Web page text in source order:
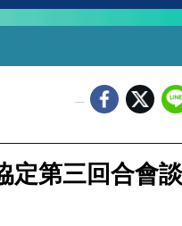
首頁 站導 文語
定第三回合會